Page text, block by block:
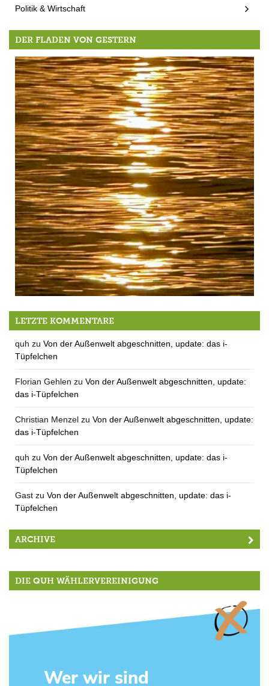
Politik & Wirtschaft
DER FLADEN VON GESTERN
Die 4. Welle
LETZTE KOMMENTARE
quh zu Von der Außenwelt abgeschnitten, update: das i-
Tüpfelchen
Florian Gehlen zu Von der Außenwelt abgeschnitten, update:
das i-Tüpfelchen
Christian Menzel zu Von der Außenwelt abgeschnitten, update:
das i-Tüpfelchen
quh zu Von der Außenwelt abgeschnitten, update: das i-
Tüpfelchen
Gast zu Von der Außenwelt abgeschnitten, update: das i-
Tüpfelchen
ARCHIVE
DIE QUH WÄHLERVEREINIGUNG
Wer wir sind